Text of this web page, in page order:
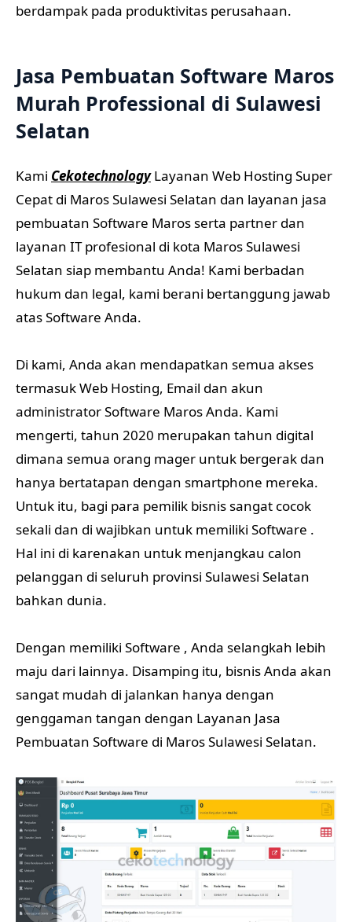
berdampak pada produktivitas perusahaan.
Jasa Pembuatan Software Maros
Murah Professional di Sulawesi
Selatan
Kami CekotechnologyLayanan Web Hosting Super
Cepat di Maros Sulawesi Selatan dan layanan jasa
pembuatan Software Maros serta partner dan
layanan IT profesional di kota Maros Sulawesi
Selatan siap membantu Anda! Kami berbadan
hukum dan legal, kami berani bertanggung jawab
atas Software Anda.
Di kami, Anda akan mendapatkan semua akses
termasuk Web Hosting, Email dan akun
administrator Software Maros Anda. Kami
mengerti, tahun 2020 merupakan tahun digital
dimana semua orang mager untuk bergerak dan
hanya bertatapan dengan smartphone mereka.
Untuk itu, bagi para pemilik bisnis sangat cocok
sekali dan di wajibkan untuk memiliki Software .
Hal ini di karenakan untuk menjangkau calon
pelanggan di seluruh provinsi Sulawesi Selatan
bahkan dunia.
Dengan memiliki Software , Anda selangkah lebih
maju dari lainnya. Disamping itu, bisnis Anda akan
sangat mudah di jalankan hanya dengan
genggaman tangan dengan Layanan Jasa
Pembuatan Software di Maros Sulawesi Selatan.